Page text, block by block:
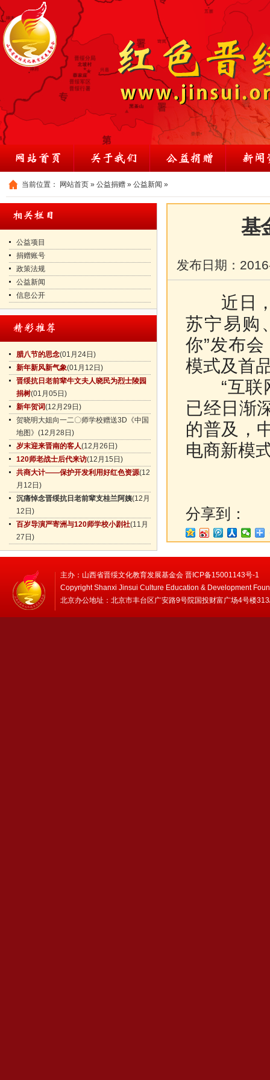
当前位置： 网站首页 » 公益捐赠 » 公益新闻 »
公益项目
捐赠账号
政策法规
公益新闻
信息公开
腊八节的思念(01月24日)
新年新风新气象(01月12日)
晋绥抗日老前辈牛文夫人晓民为烈士陵园
捐树(01月05日)
新年贺词(12月29日)
贺晓明大姐向一二〇师学校赠送3D《中国
地图》 (12月28日)
岁末迎来晋南的客人(12月26日)
120师老战士后代来访(12月15日)
共商大计——保护开发利用好红色资源(12
月12日)
沉痛悼念晋绥抗日老前辈支桂兰阿姨(12月
12日)
百岁导演严寄洲与120师学校小剧社(11月
27日)
基
发布日期：
近日，
苏宁易购
你”发布
模式及首
“互联网
已经日渐
的普及，
电商新模
分享到：
主办：山西省晋绥文化教育发展基金会 晋ICP备15001143号-1
Copyright Shanxi Jinsui Culture Education & Development
北京办公地址：北京市丰台区广安路9号院国投财富广场4号楼